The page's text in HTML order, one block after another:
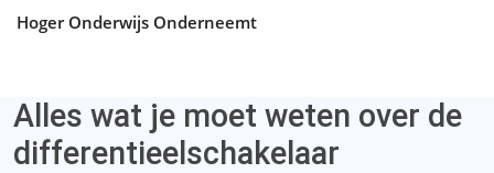
Hoger Onderwijs Onderneemt
Alles wat je moet weten over de
differentieelschakelaar